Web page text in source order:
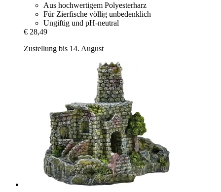
Aus hochwertigem Polyesterharz
Für Zierfische völlig unbedenklich
Ungiftig und pH-neutral
€ 28,49
Zustellung bis 14. August